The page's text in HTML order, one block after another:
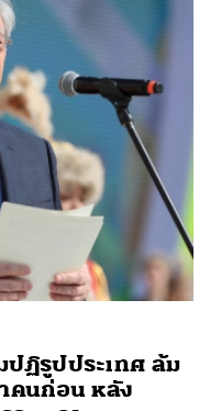
ปฏิรูปประเทศ ล้ม
คนก่อน หลัง